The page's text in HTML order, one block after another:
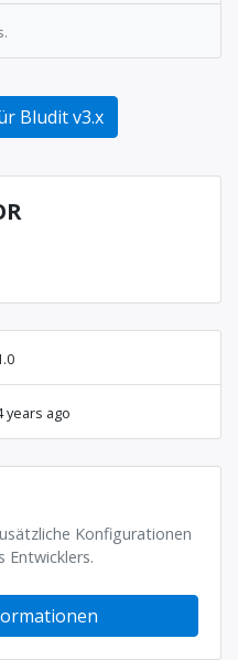
Bludit v3.x
years ago
Konfigurationen
Entwicklers.